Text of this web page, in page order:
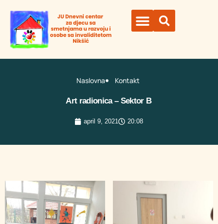
Naslovna Kontakt
Art radionica – Sektor B
april 9, 2021 20:08